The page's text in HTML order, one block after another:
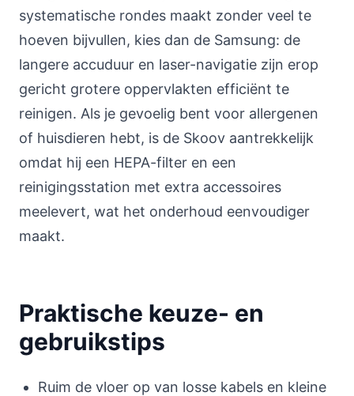
systematische rondes maakt zonder veel te
hoeven bijvullen, kies dan de Samsung: de
langere accuduur en laser-navigatie zijn erop
gericht grotere oppervlakten efficiënt te
reinigen. Als je gevoelig bent voor allergenen
of huisdieren hebt, is de Skoov aantrekkelijk
omdat hij een HEPA-filter en een
reinigingsstation met extra accessoires
meelevert, wat het onderhoud eenvoudiger
maakt.
Praktische keuze- en
gebruikstips
Ruim de vloer op van losse kabels en kleine